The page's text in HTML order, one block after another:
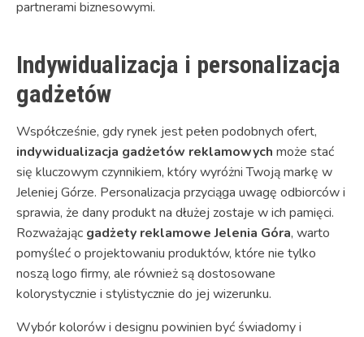
partnerami biznesowymi.
Indywidualizacja i personalizacja
gadżetów
Współcześnie, gdy rynek jest pełen podobnych ofert,
indywidualizacja gadżetów reklamowych może stać
się kluczowym czynnikiem, który wyróżni Twoją markę w
Jeleniej Górze. Personalizacja przyciąga uwagę odbiorców i
sprawia, że dany produkt na dłużej zostaje w ich pamięci.
Rozważając gadżety reklamowe Jelenia Góra, warto
pomyśleć o projektowaniu produktów, które nie tylko
noszą logo firmy, ale również są dostosowane
kolorystycznie i stylistycznie do jej wizerunku.
Wybór kolorów i designu powinien być świadomy i